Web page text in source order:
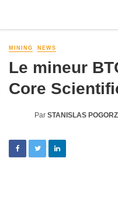
MINING NEWS
Le mineur
Core
Par STANISLAS